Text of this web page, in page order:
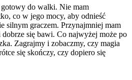
gotowy do walki. Nie mam
co w jego mocy, aby odnieść
silnym graczem. Przynajmniej mam
się bawi. Co najwyżej może po
Zagrajmy i zobaczmy, czy magia
się skończy, czy dopiero się